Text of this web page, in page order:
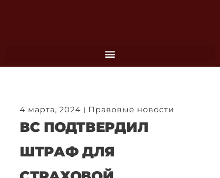
4 марта, 2024 Правовые новости
ВС ПОДТВЕРДИЛ
ШТРАФ ДЛЯ